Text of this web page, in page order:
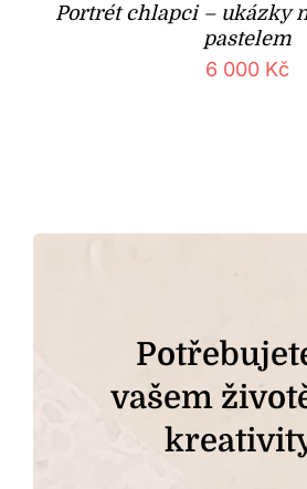
Portrét chlapci – ukázky
pastelem
6 000 Kč
vašem